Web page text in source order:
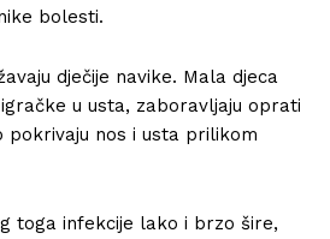
bolesti.
dječije navike. Mala djeca
u usta, zaboravljaju oprati
nos i usta prilikom
toga infekcije lako i brzo šire,